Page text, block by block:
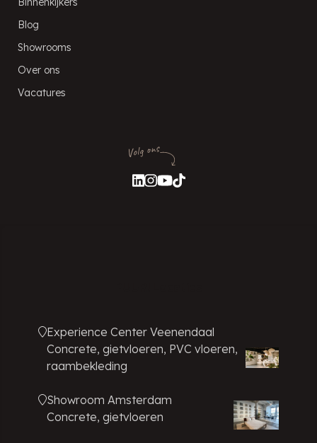
Volg ons
Blog
Showrooms
Over ons
Vacatures
Experience Center Veenendaal
Concrete, gietvloeren, PVC vloeren,
raambekleding
Showroom Amsterdam
Concrete, gietvloeren